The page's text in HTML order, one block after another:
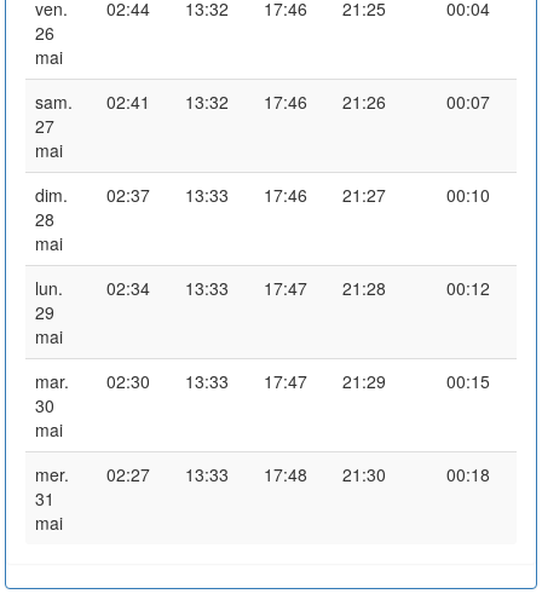
ven.
26
mai
02:44 13:32 17:46 21:25 00:04
sam.
27
mai
02:41 13:32 17:46 21:26 00:07
dim.
28
mai
02:37 13:33 17:46 21:27 00:10
lun.
29
mai
02:34 13:33 17:47 21:28 00:12
mar.
30
mai
02:30 13:33 17:47 21:29 00:15
mer.
31
mai
02:27 13:33 17:48 21:30 00:18